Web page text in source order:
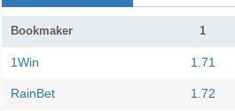
Bookmaker 1
1Win 1.71
RainBet 1.72